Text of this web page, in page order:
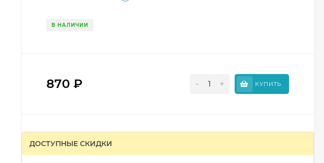
В НАЛИЧИИ
870₽ - + КУПИТЬ
ДОСТУПНЫЕ СКИДКИ